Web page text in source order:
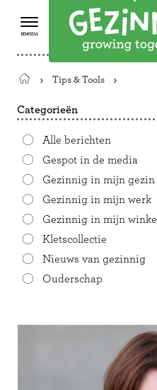
Terug
de
Tips & Tools
Categorieën
Alle berichten
Gespot in de media
Gezinnig in mijn gezin
Gezinnig in mijn werk
Gezinnig in mijn winkel
Kletscollectie
Nieuws van gezinnig
Ouderschap